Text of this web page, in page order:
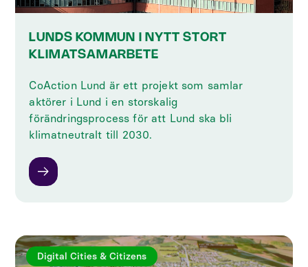
LUNDS KOMMUN I NYTT STORT
KLIMATSAMARBETE
CoAction Lund är ett projekt som samlar
aktörer i Lund i en storskalig
förändringsprocess för att Lund ska bli
klimatneutralt till 2030.
Digital Cities & Citizens